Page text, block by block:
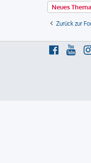
Neues Thema
Zurück zur